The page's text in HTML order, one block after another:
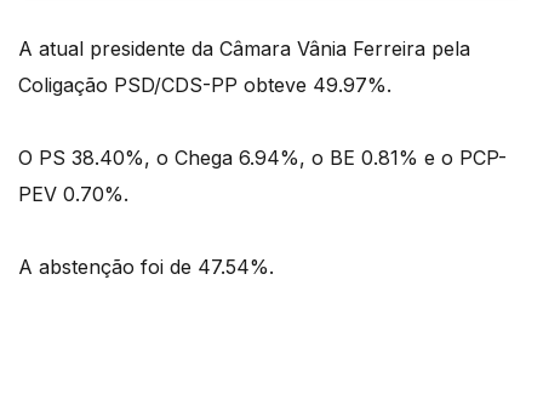
A atual presidente da Câmara Vânia Ferreira pela
Coligação PSD/CDS-PP obteve 49.97%.
O PS 38.40%, o Chega 6.94%, o BE 0.81% e o PCP-
PEV 0.70%.
A abstenção foi de 47.54%.